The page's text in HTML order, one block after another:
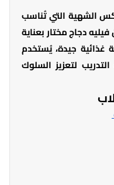
الشهية التي تُناسب
دجاج مختار بعناية
غذائية جيدة، يُستخدم
لتعزيز السلوك